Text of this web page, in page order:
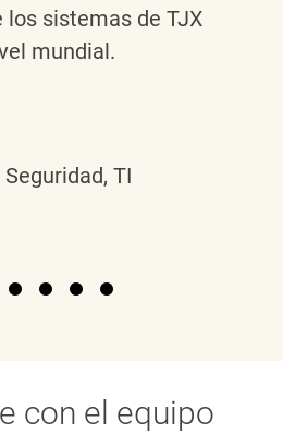
los sistemas de TJX
mundial.
Seguridad, TI
con el equipo